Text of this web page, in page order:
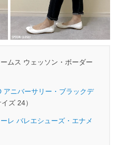
ームス ウェッソン・ボーダー
アニバーサリー・ブラックデ
イズ 24）
レ バレエシューズ・エナメ